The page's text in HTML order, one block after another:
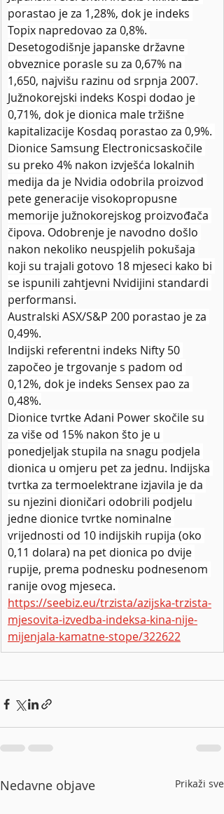
porastao je za 1,28%, dok je indeks
Topix napredovao za 0,8%.
Desetogodišnje japanske državne
obveznice porasle su za 0,67% na
1,650, najvišu razinu od srpnja 2007.
Južnokorejski indeks Kospi dodao je
0,71%, dok je dionica male tržišne
kapitalizacije Kosdaq porastao za 0,9%.
Dionice Samsung Electronicsaskočile
su preko 4% nakon izvješća lokalnih
medija da je Nvidia odobrila proizvod
pete generacije visokopropusne
memorije južnokorejskog proizvođača
čipova. Odobrenje je navodno došlo
nakon nekoliko neuspjelih pokušaja
koji su trajali gotovo 18 mjeseci kako bi
se ispunili zahtjevni Nvidijini standardi
performansi.
Australski ASX/S&P 200 porastao je za
0,49%.
Indijski referentni indeks Nifty 50
započeo je trgovanje s padom od
0,12%, dok je indeks Sensex pao za
0,48%.
Dionice tvrtke Adani Power skočile su
za više od 15% nakon što je u
ponedjeljak stupila na snagu podjela
dionica u omjeru pet za jednu. Indijska
tvrtka za termoelektrane izjavila je da
su njezini dioničari odobrili podjelu
jedne dionice tvrtke nominalne
vrijednosti od 10 indijskih rupija (oko
0,11 dolara) na pet dionica po dvije
rupije, prema podnesku podnesenom
ranije ovog mjeseca.
https://seebiz.eu/trzista/azijska-trzista-
mjesovita-izvedba-indeksa-kina-nije-
mijenjala-kamatne-stope/322622
Nedavne objave Prikaži sve